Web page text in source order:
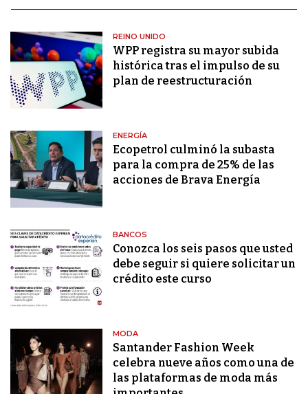
REINO UNIDO
WPP registra su mayor subida
histórica tras el impulso de su
plan de reestructuración
ENERGÍA
Ecopetrol culminó la subasta
para la compra de 25% de las
acciones de Brava Energía
BANCOS
Conozca los seis pasos que usted
debe seguir si quiere solicitar un
crédito este curso
MODA
Santander Fashion Week
celebra nueve años como una de
las plataformas de moda más